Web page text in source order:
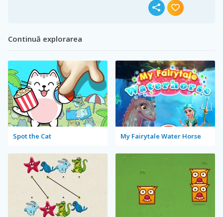
Continuă explorarea
Spot the Cat My Fairytale Water Horse